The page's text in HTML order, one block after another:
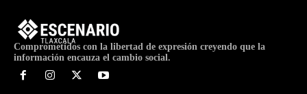
Comprometidos con la libertad de expresión creyendo que la
información encauza el cambio social.